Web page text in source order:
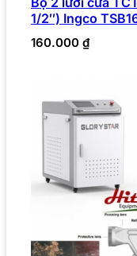
1/2″) Ingco
160.000 ₫